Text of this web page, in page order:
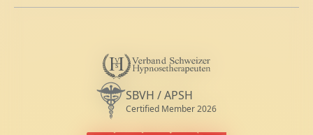
V
s
Diplomierte Hypnosetherapeutin VSH
SBVH / APSH
Certified Member 2026